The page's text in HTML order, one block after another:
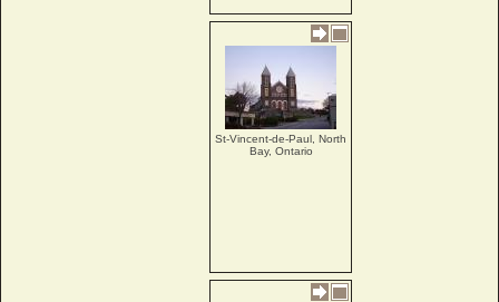
St-Vincent-de-Paul, North
Bay, Ontario